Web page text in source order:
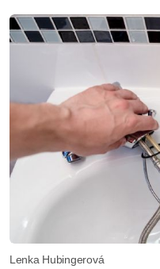
Lenka Hubingerová